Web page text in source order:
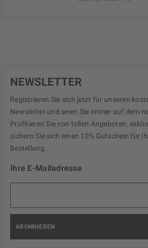
NEWSLETTER
Registrieren Sie sich jetzt für unseren
Newsletter und seien Sie immer auf dem
Profitieren Sie von tollen Angeboten,
sichern Sie sich einen 10% Gutschein für
Bestellung.
Ihre E-Mailadresse
ABONNIEREN